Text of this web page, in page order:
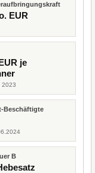
EUR
je
2023
Beschäftigte
B